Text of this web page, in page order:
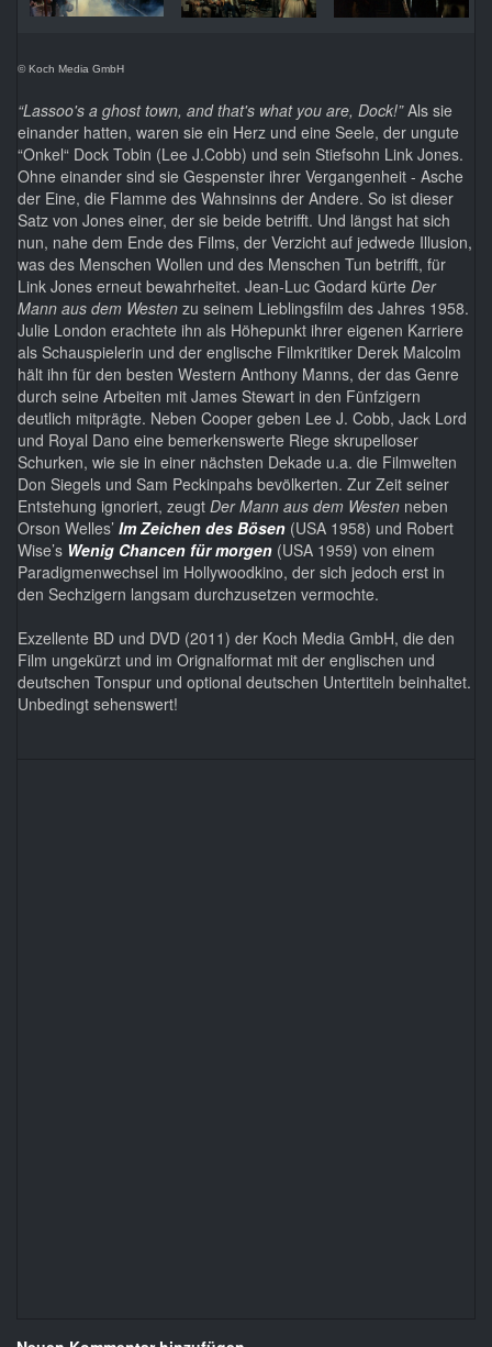
© Koch Media GmbH
“Lassoo's a ghost town, and that's what you are, Dock!”Als sie
einander hatten, waren sie ein Herz und eine Seele, der ungute
“Onkel“ Dock Tobin (Lee J.Cobb) und sein Stiefsohn Link Jones.
Ohne einander sind sie Gespenster ihrer Vergangenheit - Asche
der Eine, die Flamme des Wahnsinns der Andere. So ist dieser
Satz von Jones einer, der sie beide betrifft. Und längst hat sich
nun, nahe dem Ende des Films, der Verzicht auf jedwede Illusion,
was des Menschen Wollen und des Menschen Tun betrifft, für
Link Jones erneut bewahrheitet. Jean-Luc Godard kürte Der
Mann aus dem Westen zu seinem Lieblingsfilm des Jahres 1958.
Julie London erachtete ihn als Höhepunkt ihrer eigenen Karriere
als Schauspielerin und der englische Filmkritiker Derek Malcolm
hält ihn für den besten Western Anthony Manns, der das Genre
durch seine Arbeiten mit James Stewart in den Fünfzigern
deutlich mitprägte. Neben Cooper geben Lee J. Cobb, Jack Lord
und Royal Dano eine bemerkenswerte Riege skrupelloser
Schurken, wie sie in einer nächsten Dekade u.a. die Filmwelten
Don Siegels und Sam Peckinpahs bevölkerten. Zur Zeit seiner
Entstehung ignoriert, zeugt Der Mann aus dem Westen neben
Orson Welles’ Im Zeichen des Bösen (USA 1958) und Robert
Wise’s Wenig Chancen für morgen (USA 1959) von einem
Paradigmenwechsel im Hollywoodkino, der sich jedoch erst in
den Sechzigern langsam durchzusetzen vermochte.
Exzellente BD und DVD (2011) der Koch Media GmbH, die den
Film ungekürzt und im Orignalformat mit der englischen und
deutschen Tonspur und optional deutschen Untertiteln beinhaltet.
Unbedingt sehenswert!